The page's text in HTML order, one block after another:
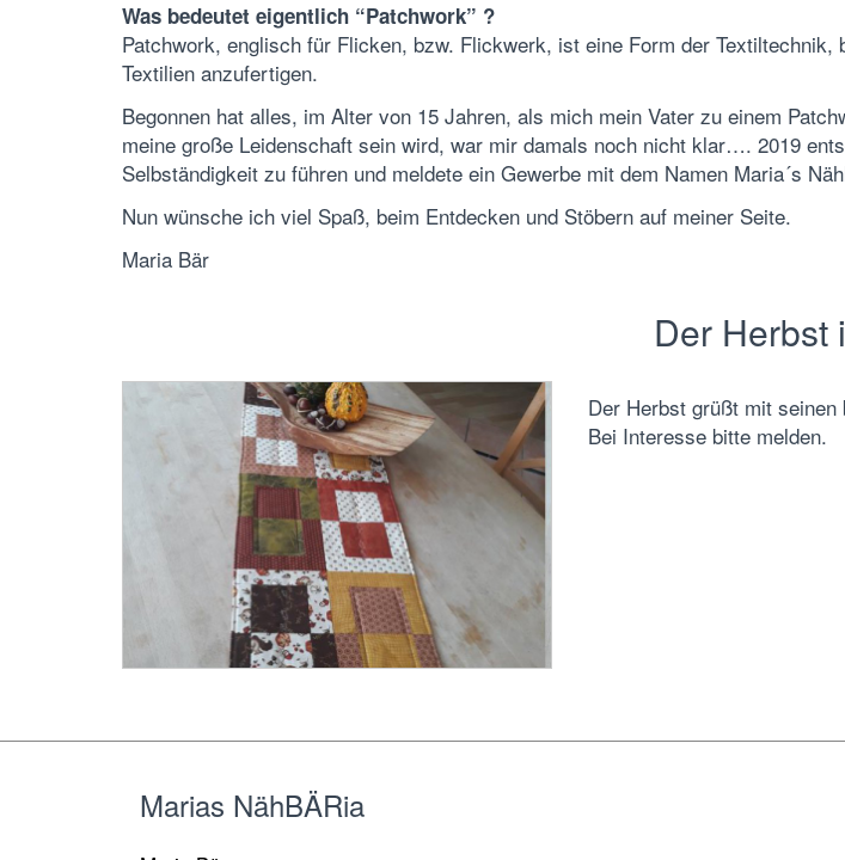
Was bedeutet eigentlich “Patchwork” ?
Patchwork, englisch für Flicken, bzw. Flickwerk, ist eine Form der
Textilien anzufertigen.
Begonnen hat alles, im Alter von 15 Jahren, als mich mein Vater zu einem
meine große Leidenschaft sein wird, war mir damals noch nicht klar…. 2019
Selbständigkeit zu führen und meldete ein Gewerbe mit dem Namen Maria´s
Nun wünsche ich viel Spaß, beim Entdecken und Stöbern auf meiner Seite.
Maria Bär
Der Herbst
Der Herbst grüßt mit seinen
Bei Interesse bitte melden.
Marias NähBÄRia